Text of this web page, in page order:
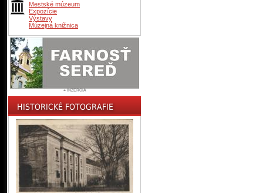
Mestské múzeum
Expozície
Výstavy
Múzejná knižnica